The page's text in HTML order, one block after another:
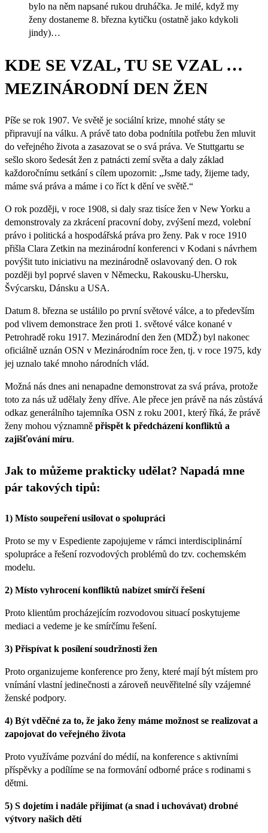
bylo na něm napsané rukou druháčka. Je milé, když my
ženy dostaneme 8. března kytičku (ostatně jako kdykoli
jindy)…
KDE SE VZAL, TU SE VZAL …
MEZINÁRODNÍ DEN ŽEN
Píše se rok 1907. Ve světě je sociální krize, mnohé státy se
připravují na válku. A právě tato doba podnítila potřebu žen mluvit
do veřejného života a zasazovat se o svá práva. Ve Stuttgartu se
sešlo skoro šedesát žen z patnácti zemí světa a daly základ
každoročnímu setkání s cílem upozornit: „Jsme tady, žijeme tady,
máme svá práva a máme i co říct k dění ve světě.“
O rok později, v roce 1908, si daly sraz tisíce žen v New Yorku a
demonstrovaly za zkrácení pracovní doby, zvýšení mezd, volební
právo i politická a hospodářská práva pro ženy. Pak v roce 1910
přišla Clara Zetkin na mezinárodní konferenci v Kodani s návrhem
povýšit tuto iniciativu na mezinárodně oslavovaný den. O rok
později byl poprvé slaven v Německu, Rakousku-Uhersku,
Švýcarsku, Dánsku a USA.
Datum 8. března se ustálilo po první světové válce, a to především
pod vlivem demonstrace žen proti 1. světové válce konané v
Petrohradě roku 1917. Mezinárodní den žen (MDŽ) byl nakonec
oficiálně uznán OSN v Mezinárodním roce žen, tj. v roce 1975, kdy
jej uznalo také mnoho národních vlád.
Možná nás dnes ani nenapadne demonstrovat za svá práva, protože
toto za nás už udělaly ženy dříve. Ale přece jen právě na nás zůstává
odkaz generálního tajemníka OSN z roku 2001, který říká, že právě
ženy mohou významně přispět k předcházení konfliktů a
zajišťování míru.
Jak to můžeme prakticky udělat? Napadá mne
pár takových tipů:
1) Místo soupeření usilovat o spolupráci
Proto se my v Espediente zapojujeme v rámci interdisciplinární
spolupráce a řešení rozvodových problémů do tzv. cochemském
modelu.
2) Místo vyhrocení konfliktů nabízet smírčí řešení
Proto klientům procházejícím rozvodovou situací poskytujeme
mediaci a vedeme je ke smírčímu řešení.
3) Přispívat k posílení soudržnosti žen
Proto organizujeme konference pro ženy, které mají být místem pro
vnímání vlastní jedinečnosti a zároveň neuvěřitelné síly vzájemné
ženské podpory.
4) Být vděčné za to, že jako ženy máme možnost se realizovat a
zapojovat do veřejného života
Proto využíváme pozvání do médií, na konference s aktivními
příspěvky a podílíme se na formování odborné práce s rodinami s
dětmi.
5) S dojetím i nadále přijímat (a snad i uchovávat) drobné
výtvory našich dětí